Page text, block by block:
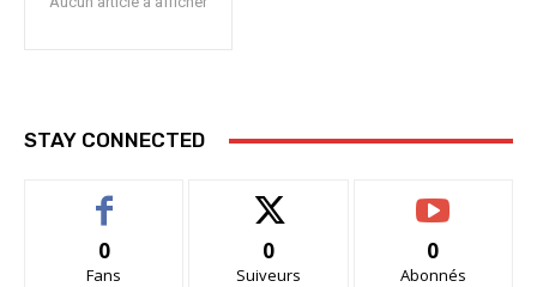
STAY CONNECTED
0
Fans
0
Suiveurs
0
Abonnés